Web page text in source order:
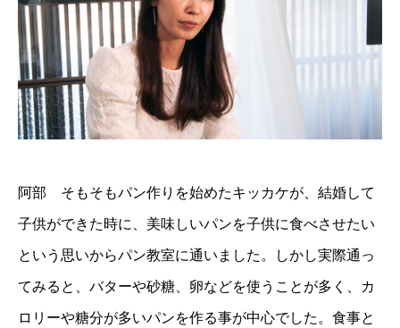
阿部 そもそもパン作りを始めたキッカケが、結婚して
子供ができた時に、美味しいパンを子供に食べさせたい
という思いからパン教室に通いました。しかし実際通っ
てみると、バターや砂糖、卵などを使うことが多く、カ
ロリーや糖分が多いパンを作る事が中心でした。食事と